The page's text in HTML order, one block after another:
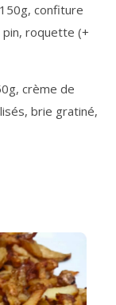
confiture
roquette (+
crème de
brie gratiné,